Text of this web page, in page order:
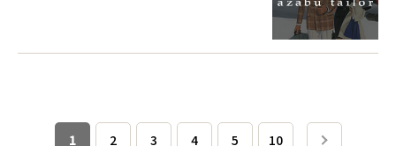
1 2 3 4 5 10